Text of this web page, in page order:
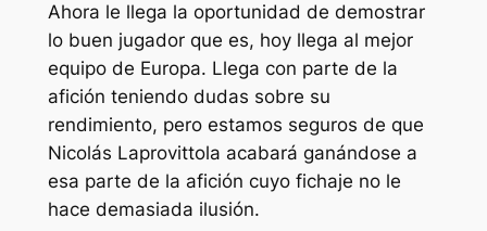
Ahora le llega la oportunidad de demostrar
lo buen jugador que es, hoy llega al mejor
equipo de Europa. Llega con parte de la
afición teniendo dudas sobre su
rendimiento, pero estamos seguros de que
Nicolás Laprovittola acabará ganándose a
esa parte de la afición cuyo fichaje no le
hace demasiada ilusión.